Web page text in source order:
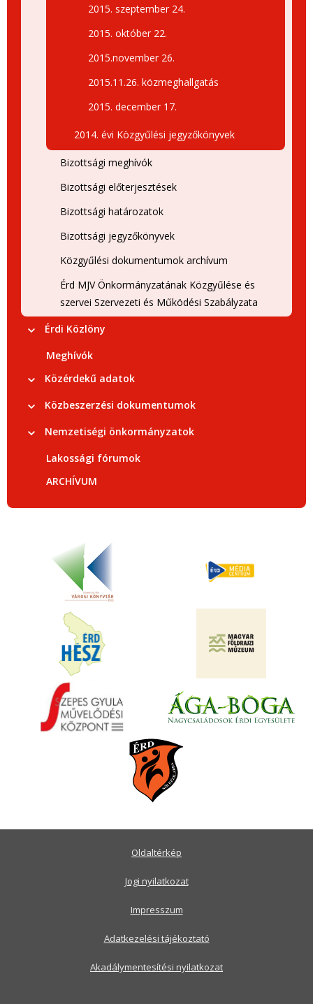
2015. szeptember 24.
2015. október 22.
2015.november 26.
2015.11.26. közmeghallgatás
2015. december 17.
2014. évi Közgyűlési jegyzőkönyvek
Bizottsági meghívók
Bizottsági előterjesztések
Bizottsági határozatok
Bizottsági jegyzőkönyvek
Közgyűlési dokumentumok archívum
Érd MJV Önkormányzatának Közgyűlése és
szervei Szervezeti és Működési Szabályzata
Érdi Közlöny
Meghívók
Közérdekű adatok
Közbeszerzési dokumentumok
Nemzetiségi önkormányzatok
Lakossági fórumok
ARCHÍVUM
Oldaltérkép
Jogi nyilatkozat
Impresszum
Adatkezelési tájékoztató
Akadálymentesítési nyilatkozat